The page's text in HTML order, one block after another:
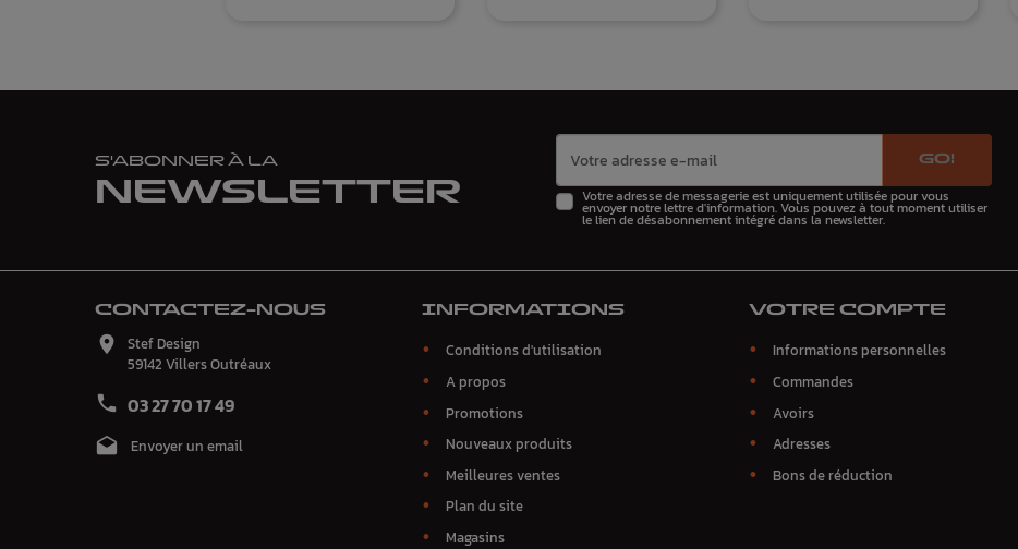
S'ABONNER À LA
NEWSLETTER
GO!
Votre adresse de messagerie est uniquement utilisée pour vous
envoyer notre lettre d'information. Vous pouvez à tout moment utiliser
le lien de désabonnement intégré dans la newsletter.
CONTACTEZ-NOUS

Stef Design
59142 Villers Outréaux
 03 27 70 17 49
 Envoyer un email
INFORMATIONS
Conditions d'utilisation
A propos
Promotions
Nouveaux produits
Meilleures ventes
Plan du site
Magasins
VOTRE COMPTE
Informations personnelles
Commandes
Avoirs
Adresses
Bons de réduction